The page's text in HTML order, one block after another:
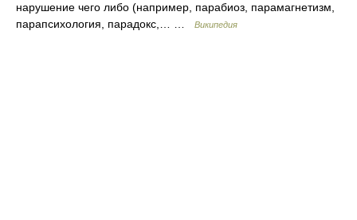
нарушение чего либо (например, парабиоз, парамагнетизм,
парапсихология, парадокс,… …
Википедия